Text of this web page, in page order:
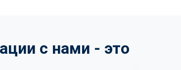
с нами - это